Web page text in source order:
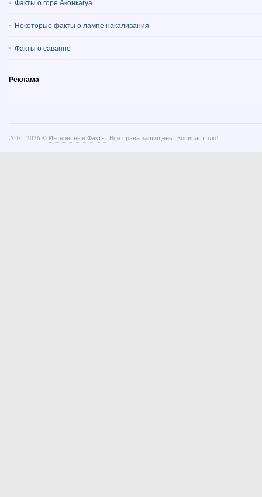
Факты о горе Аконкагуа
Некоторые факты о лампе накаливания
Факты о саванне
Реклама
2010–2026 © Интересные Факты. Все права защищены. Копипаст зло!